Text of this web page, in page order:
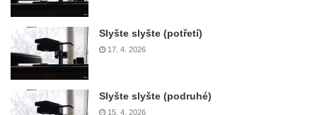
Slyšte slyšte (potřetí)
17. 4. 2026
Slyšte slyšte (podruhé)
15. 4. 2026